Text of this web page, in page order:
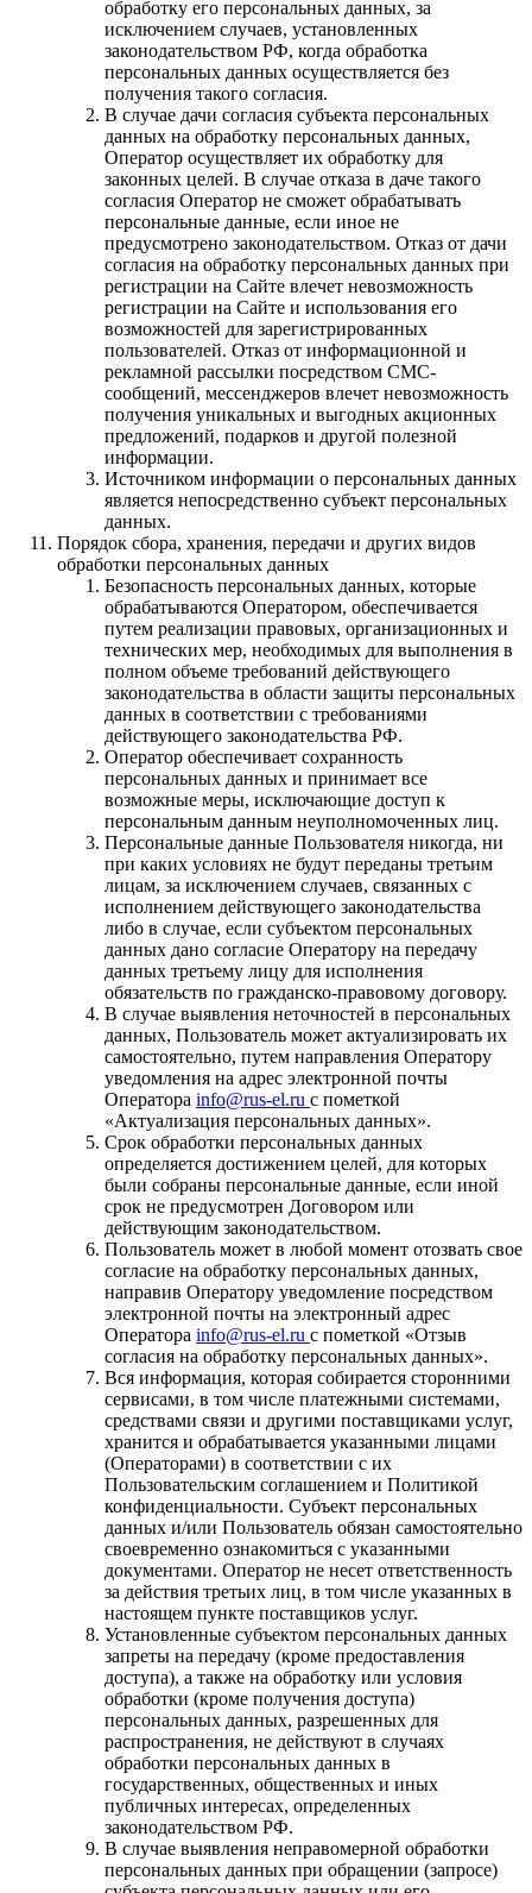
обработку его персональных данных, за
исключением случаев, установленных
законодательством РФ, когда обработка
персональных данных осуществляется без
получения такого согласия.
В случае дачи согласия субъекта персональных
данных на обработку персональных данных,
Оператор осуществляет их обработку для
законных целей. В случае отказа в даче такого
согласия Оператор не сможет обрабатывать
персональные данные, если иное не
предусмотрено законодательством. Отказ от дачи
согласия на обработку персональных данных при
регистрации на Сайте влечет невозможность
регистрации на Сайте и использования его
возможностей для зарегистрированных
пользователей. Отказ от информационной и
рекламной рассылки посредством СМС-
сообщений, мессенджеров влечет невозможность
получения уникальных и выгодных акционных
предложений, подарков и другой полезной
информации.
Источником информации о персональных данных
является непосредственно субъект персональных
данных.
Порядок сбора, хранения, передачи и других видов
обработки персональных данных
Безопасность персональных данных, которые
обрабатываются Оператором, обеспечивается
путем реализации правовых, организационных и
технических мер, необходимых для выполнения в
полном объеме требований действующего
законодательства в области защиты персональных
данных в соответствии с требованиями
действующего законодательства РФ.
Оператор обеспечивает сохранность
персональных данных и принимает все
возможные меры, исключающие доступ к
персональным данным неуполномоченных лиц.
Персональные данные Пользователя никогда, ни
при каких условиях не будут переданы третьим
лицам, за исключением случаев, связанных с
исполнением действующего законодательства
либо в случае, если субъектом персональных
данных дано согласие Оператору на передачу
данных третьему лицу для исполнения
обязательств по гражданско-правовому договору.
В случае выявления неточностей в персональных
данных, Пользователь может актуализировать их
самостоятельно, путем направления Оператору
уведомления на адрес электронной почты
Оператора info@rus-el.ru с пометкой
«Актуализация персональных данных».
Срок обработки персональных данных
определяется достижением целей, для которых
были собраны персональные данные, если иной
срок не предусмотрен Договором или
действующим законодательством.
Пользователь может в любой момент отозвать свое
согласие на обработку персональных данных,
направив Оператору уведомление посредством
электронной почты на электронный адрес
Оператора info@rus-el.ru с пометкой «Отзыв
согласия на обработку персональных данных».
Вся информация, которая собирается сторонними
сервисами, в том числе платежными системами,
средствами связи и другими поставщиками услуг,
хранится и обрабатывается указанными лицами
(Операторами) в соответствии с их
Пользовательским соглашением и Политикой
конфиденциальности. Субъект персональных
данных и/или Пользователь обязан самостоятельно
своевременно ознакомиться с указанными
документами. Оператор не несет ответственность
за действия третьих лиц, в том числе указанных в
настоящем пункте поставщиков услуг.
Установленные субъектом персональных данных
запреты на передачу (кроме предоставления
доступа), а также на обработку или условия
обработки (кроме получения доступа)
персональных данных, разрешенных для
распространения, не действуют в случаях
обработки персональных данных в
государственных, общественных и иных
публичных интересах, определенных
законодательством РФ.
В случае выявления неправомерной обработки
персональных данных при обращении (запросе)